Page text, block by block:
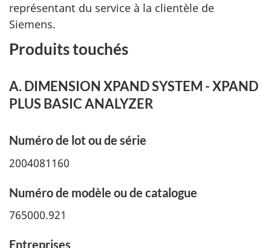
représentant du service à la clientèle de
Siemens.
Produits touchés
A. DIMENSION XPAND SYSTEM - XPAND
PLUS BASIC ANALYZER
Numéro de lot ou de série
2004081160
Numéro de modèle ou de catalogue
765000.921
Entreprises